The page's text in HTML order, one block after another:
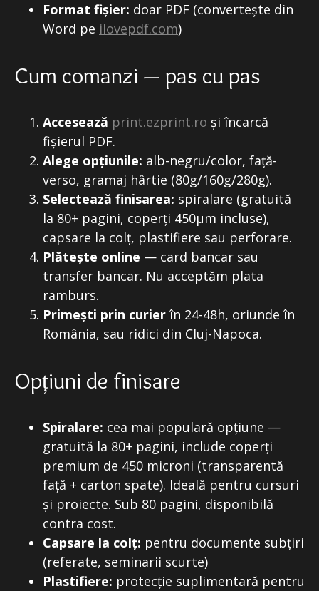
Format fișier: doar PDF (convertește din
Word pe ilovepdf.com)
Cum comanzi — pas cu pas
Accesează print.ezprint.ro și încarcă
fișierul PDF.
Alege opțiunile: alb-negru/color, față-
verso, gramaj hârtie (80g/160g/280g).
Selectează finisarea: spiralare (gratuită
la 80+ pagini, coperți 450μm incluse),
capsare la colț, plastifiere sau perforare.
Plătește online — card bancar sau
transfer bancar. Nu acceptăm plata
ramburs.
Primești prin curier în 24-48h, oriunde în
România, sau ridici din Cluj-Napoca.
Opțiuni de finisare
Spiralare: cea mai populară opțiune —
gratuită la 80+ pagini, include coperți
premium de 450 microni (transparentă
față + carton spate). Ideală pentru cursuri
și proiecte. Sub 80 pagini, disponibilă
contra cost.
Capsare la colț: pentru documente subțiri
(referate, seminarii scurte)
Plastifiere: protecție suplimentară pentru